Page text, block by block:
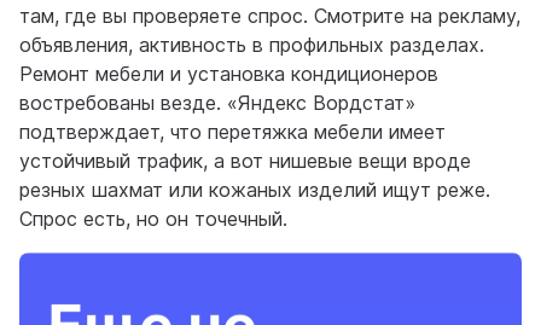
там, где вы проверяете спрос. Смотрите на рекламу,
объявления, активность в профильных разделах.
Ремонт мебели и установка кондиционеров
востребованы везде. «Яндекс Вордстат»
подтверждает, что перетяжка мебели имеет
устойчивый трафик, а вот нишевые вещи вроде
резных шахмат или кожаных изделий ищут реже.
Спрос есть, но он точечный.